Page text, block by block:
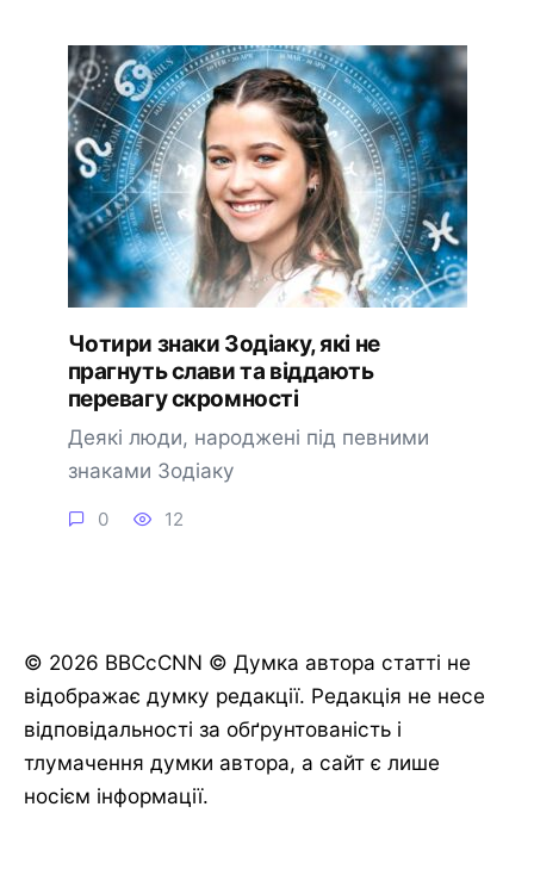
Чотири знаки Зодіаку, які не
прагнуть слави та віддають
перевагу скромності
Деякі люди, народжені під певними
знаками Зодіаку
0 12
© 2026 BBCcCNN © Думка автора статті не
відображає думку редакції. Редакція не несе
відповідальності за обґрунтованість і
тлумачення думки автора, а сайт є лише
носієм інформації.